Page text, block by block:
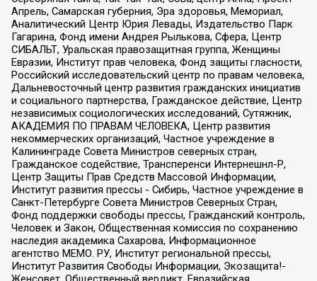
Апрель, Самарская губерния, Эра здоровья, Мемориал,
Аналитический Центр Юрия Левады, Издательство Парк
Гагарина, Фонд имени Андрея Рылькова, Сфера, Центр
СИБАЛЬТ, Уральская правозащитная группа, Женщины
Евразии, Институт прав человека, Фонд защиты гласности,
Российский исследовательский центр по правам человека,
Дальневосточный центр развития гражданских инициатив
и социального партнерства, Гражданское действие, Центр
независимых социологических исследований, Сутяжник,
АКАДЕМИЯ ПО ПРАВАМ ЧЕЛОВЕКА, Центр развития
некоммерческих организаций, Частное учреждение в
Калининграде Совета Министров северных стран,
Гражданское содействие, Трансперенси Интернешнл-Р,
Центр Защиты Прав Средств Массовой Информации,
Институт развития прессы - Сибирь, Частное учреждение в
Санкт-Петербурге Совета Министров Северных Стран,
Фонд поддержки свободы прессы, Гражданский контроль,
Человек и Закон, Общественная комиссия по сохранению
наследия академика Сахарова, Информационное
агентство МЕМО. РУ, Институт региональной прессы,
Институт Развития Свободы Информации, Экозащита!-